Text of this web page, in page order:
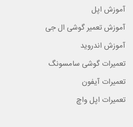
آموزش اپل
آموزش تعمیر گوشی ال جی
آموزش اندروید
تعمیرات گوشی سامسونگ
تعمیرات آیفون
تعمیرات اپل واچ